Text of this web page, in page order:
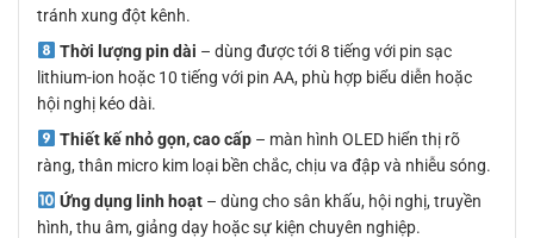
tránh xung đột kênh.
Thời lượng pin dài – dùng được tới 8 tiếng với pin sạc
lithium-ion hoặc 10 tiếng với pin AA, phù hợp biểu diễn hoặc
hội nghị kéo dài.
Thiết kế nhỏ gọn, cao cấp– màn hình OLED hiển thị rõ
ràng, thân micro kim loại bền chắc, chịu va đập và nhiễu sóng.
Ứng dụng linh hoạt– dùng cho sân khấu, hội nghị, truyền
hình, thu âm, giảng dạy hoặc sự kiện chuyên nghiệp.